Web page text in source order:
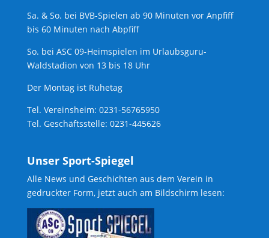
Sa. & So. bei BVB-Spielen ab 90 Minuten vor Anpfiff
bis 60 Minuten nach Abpfiff
So. bei ASC 09-Heimspielen im Urlaubsguru-
Waldstadion von 13 bis 18 Uhr
Der Montag ist Ruhetag
Tel. Vereinsheim: 0231-56765950
Tel. Geschäftsstelle: 0231-445626
Unser Sport-Spiegel
Alle News und Geschichten aus dem Verein in
gedruckter Form, jetzt auch am Bildschirm lesen: